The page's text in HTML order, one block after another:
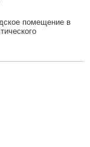
помещeниe в